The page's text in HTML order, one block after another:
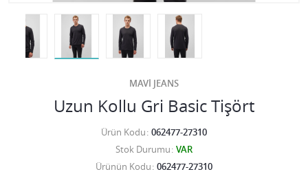
MAVİ JEANS
Uzun Kollu Gri Basic Tişört
Ürün Kodu 062477-27310
Stok Durumu VAR
Ürünün Kodu 062477-27310